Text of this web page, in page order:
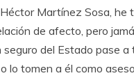
Martínez Sosa, he
de afecto, pero
seguro del Estado pase a
lo tomen a él como